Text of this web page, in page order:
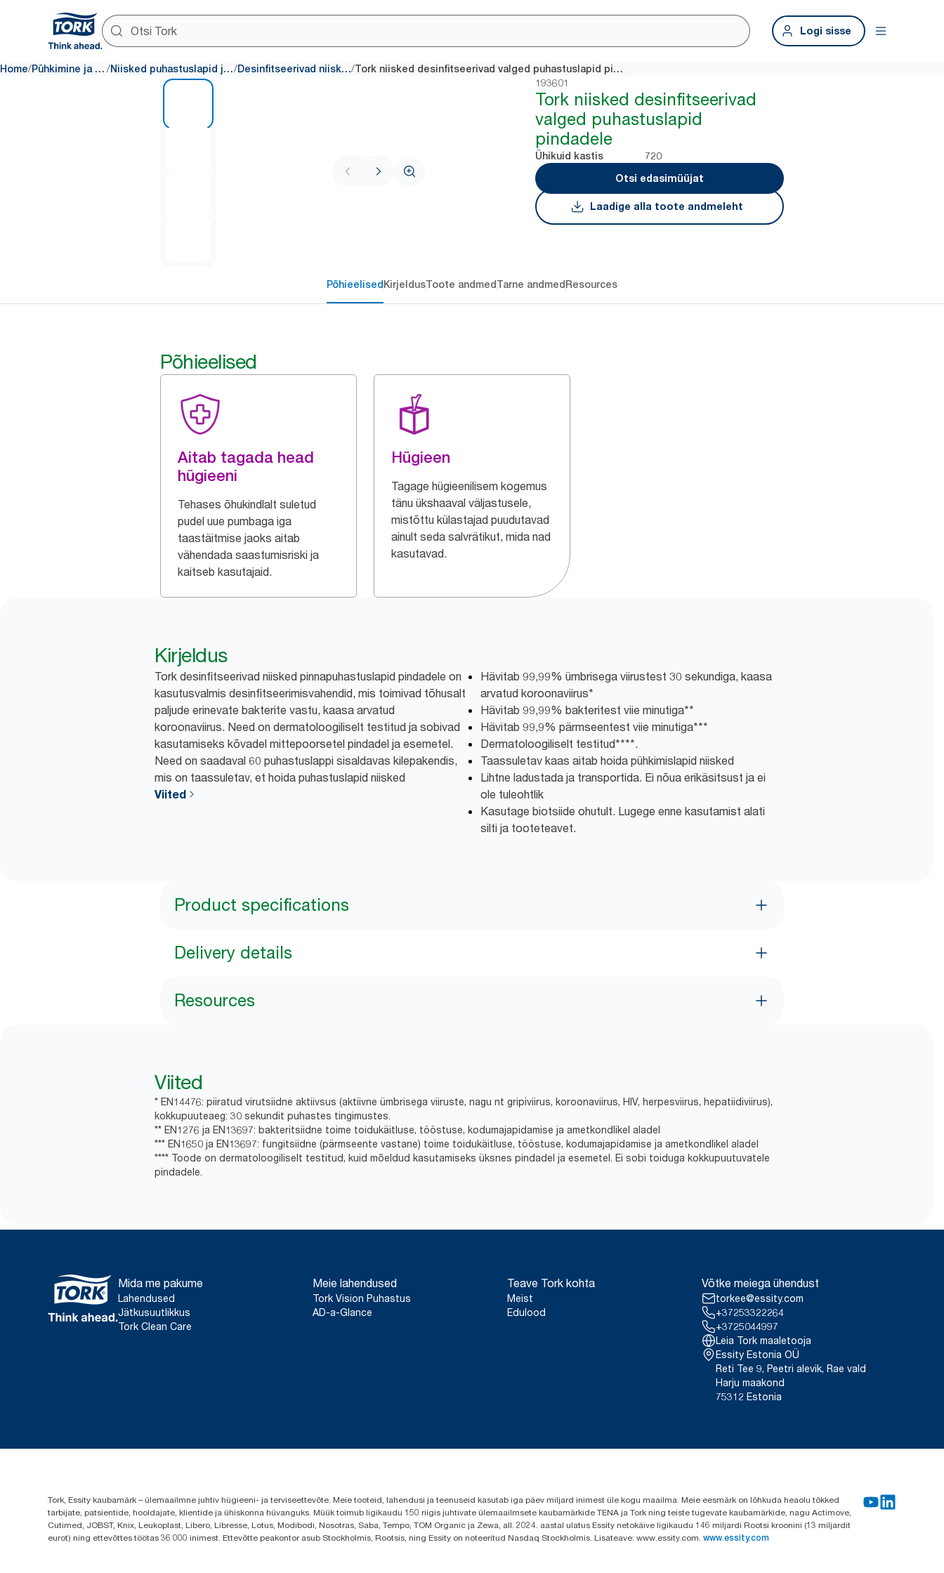
Logi sisse
Home/ Pühkimine ja puhastamine / Niisked puhastuslapid ja pihustiga tooted/ Desinfitseerivad niisked puhastuslapid/ Tork niisked desinfitseerivad valged puhastuslapid pindadele
193601
Tork niisked desinfitseerivad
valged puhastuslapid
pindadele
Ühikuid kastis
720
Otsi edasimüüjat
Laadige alla toote andmeleht
Põhieelised KirjeldusToote andmedTarne andmed Resources
Põhieelised
Aitab tagada head
hügieeni
Tehases õhukindlalt suletud
pudel uue pumbaga iga
taastäitmise jaoks aitab
vähendada saastumisriski ja
kaitseb kasutajaid.
Hügieen
Tagage hügieenilisem kogemus
tänu ükshaaval väljastusele,
mistõttu külastajad puudutavad
ainult seda salvrätikut, mida nad
kasutavad.
Kirjeldus
Tork desinfitseerivad niisked pinnapuhastuslapid pindadele on
kasutusvalmis desinfitseerimisvahendid, mis toimivad tõhusalt
paljude erinevate bakterite vastu, kaasa arvatud
koroonaviirus. Need on dermatoloogiliselt testitud ja sobivad
kasutamiseks kõvadel mittepoorsetel pindadel ja esemetel.
Need on saadaval 60 puhastuslappi sisaldavas kilepakendis,
mis on taassuletav, et hoida puhastuslapid niisked
Viited
Hävitab 99,99% ümbrisega viirustest 30 sekundiga, kaasa
arvatud koroonaviirus*
Hävitab 99,99% bakteritest viie minutiga**
Hävitab 99,9% pärmseentest viie minutiga***
Dermatoloogiliselt testitud****.
Taassuletav kaas aitab hoida pühkimislapid niisked
Lihtne ladustada ja transportida. Ei nõua erikäsitsust ja ei
ole tuleohtlik
Kasutage biotsiide ohutult. Lugege enne kasutamist alati
silti ja tooteteavet.
Product specifications
Delivery details
Resources
Viited
* EN14476: piiratud virutsiidne aktiivsus (aktiivne ümbrisega viiruste, nagu nt gripiviirus, koroonaviirus, HIV, herpesviirus, hepatiidiviirus),
kokkupuuteaeg: 30 sekundit puhastes tingimustes.
** EN1276 ja EN13697: bakteritsiidne toime toidukäitluse, tööstuse, kodumajapidamise ja ametkondlikel aladel
*** EN1650 ja EN13697: fungitsiidne (pärmseente vastane) toime toidukäitluse, tööstuse, kodumajapidamise ja ametkondlikel aladel
**** Toode on dermatoloogiliselt testitud, kuid mõeldud kasutamiseks üksnes pindadel ja esemetel. Ei sobi toiduga kokkupuutuvatele
pindadele.
Mida me pakume
Lahendused
Jätkusuutlikkus
Tork Clean Care
Meie lahendused
Tork Vision Puhastus
AD-a-Glance
Teave Tork kohta
Meist
Edulood
Võtke meiega ühendust
torkee@essity.com
+37253322264
+3725044997
Leia Tork maaletooja
Essity Estonia OÜ
Reti Tee 9, Peetri alevik, Rae vald
Harju maakond
75312 Estonia
Tork, Essity kaubamärk – ülemaailmne juhtiv hügieeni- ja terviseettevõte. Meie tooteid, lahendusi ja teenuseid kasutab iga päev miljard inimest üle kogu maailma. Meie eesmärk on lõhkuda heaolu tõkked
tarbijate, patsientide, hooldajate, klientide ja ühiskonna hüvanguks. Müük toimub ligikaudu 150 riigis juhtivate ülemaailmsete kaubamärkide TENA ja Tork ning teiste tugevate kaubamärkide, nagu Actimove,
Cutimed, JOBST, Knix, Leukoplast, Libero, Libresse, Lotus, Modibodi, Nosotras, Saba, Tempo, TOM Organic ja Zewa, all. 2024. aastal ulatus Essity netokäive ligikaudu 146 miljardi Rootsi kroonini (13 miljardit
eurot) ning ettevõttes töötas 36 000 inimest. Ettevõtte peakontor asub Stockholmis, Rootsis, ning Essity on noteeritud Nasdaq Stockholmis. Lisateave: www.essity.com. www.essity.com